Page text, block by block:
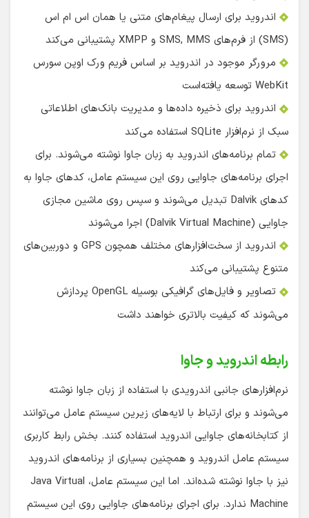
اندروید برای ارسال پیغام‌های متنی یا همان اس ام اس
(SMS) از فرم‌های SMS, MMS و XMPP پشتیبانی می‌کند
مرورگر موجود در اندروید بر اساس فریم ورک اوپن سورس
WebKit توسعه یافته‌است
اندروید برای ذخیره داده‌ها و مدیریت بانک‌های اطلاعاتی
سبک از نرم‌افزار SQLite استفاده می‌کند
تمام برنامه‌های اندروید به زبان جاوا نوشته می‌شوند. برای
اجرای برنامه‌های جاوایی روی این سیستم عامل، کدهای جاوا به
کدهای Dalvik تبدیل می‌شوند و سپس روی ماشین مجازی
جاوایی (Dalvik Virtual Machine) اجرا می‌شوند
اندروید از سخت‌افزارهای مختلف همچون GPS و دوربین‌های
متنوع پشتیبانی می‌کند
تصاویر و فایل‌های گرافیکی بوسیله OpenGL پردازش
می‌شوند که کیفیت بالاتری خواهند داشت
رابطه اندروید و جاوا
نرم‌افزارهای جانبی اندرویدی با استفاده از زبان جاوا نوشته
می‌شوند و برای ارتباط با لایه‌های زیرین سیستم عامل می‌توانند
از کتابخانه‌های جاوایی اندروید استفاده کنند. بخش رابط کاربری
سیستم عامل اندروید و همچنین بسیاری از برنامه‌های اندروید
نیز با جاوا نوشته شده‌اند. اما این سیستم عامل، Java Virtual
Machine ندارد. برای اجرای برنامه‌های جاوایی روی این سیستم